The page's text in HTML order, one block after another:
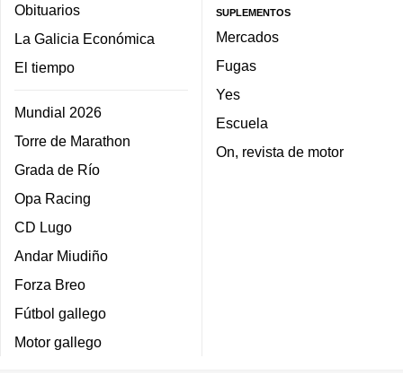
Obituarios
La Galicia Económica
El tiempo
Mundial 2026
Torre de Marathon
Grada de Río
Opa Racing
CD Lugo
Andar Miudiño
Forza Breo
Fútbol gallego
Motor gallego
SUPLEMENTOS
Mercados
Fugas
Yes
Escuela
On, revista de motor